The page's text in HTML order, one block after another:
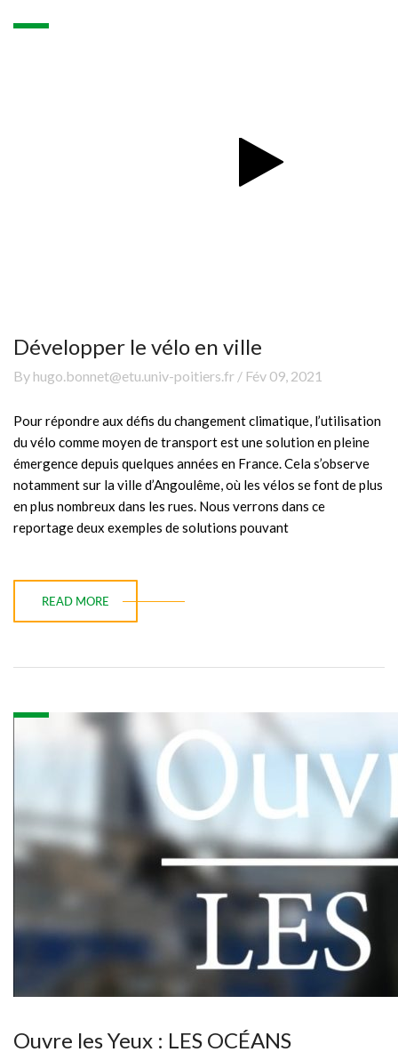
Développer le vélo en ville
By hugo.bonnet@etu.univ-poitiers.fr / Fév 09, 2021
Pour répondre aux défis du changement climatique, l’utilisation
du vélo comme moyen de transport est une solution en pleine
émergence depuis quelques années en France. Cela s’observe
notamment sur la ville d’Angoulême, où les vélos se font de plus
en plus nombreux dans les rues. Nous verrons dans ce
reportage deux exemples de solutions pouvant
READ MORE
Ouvre les Yeux : LES OCÉANS